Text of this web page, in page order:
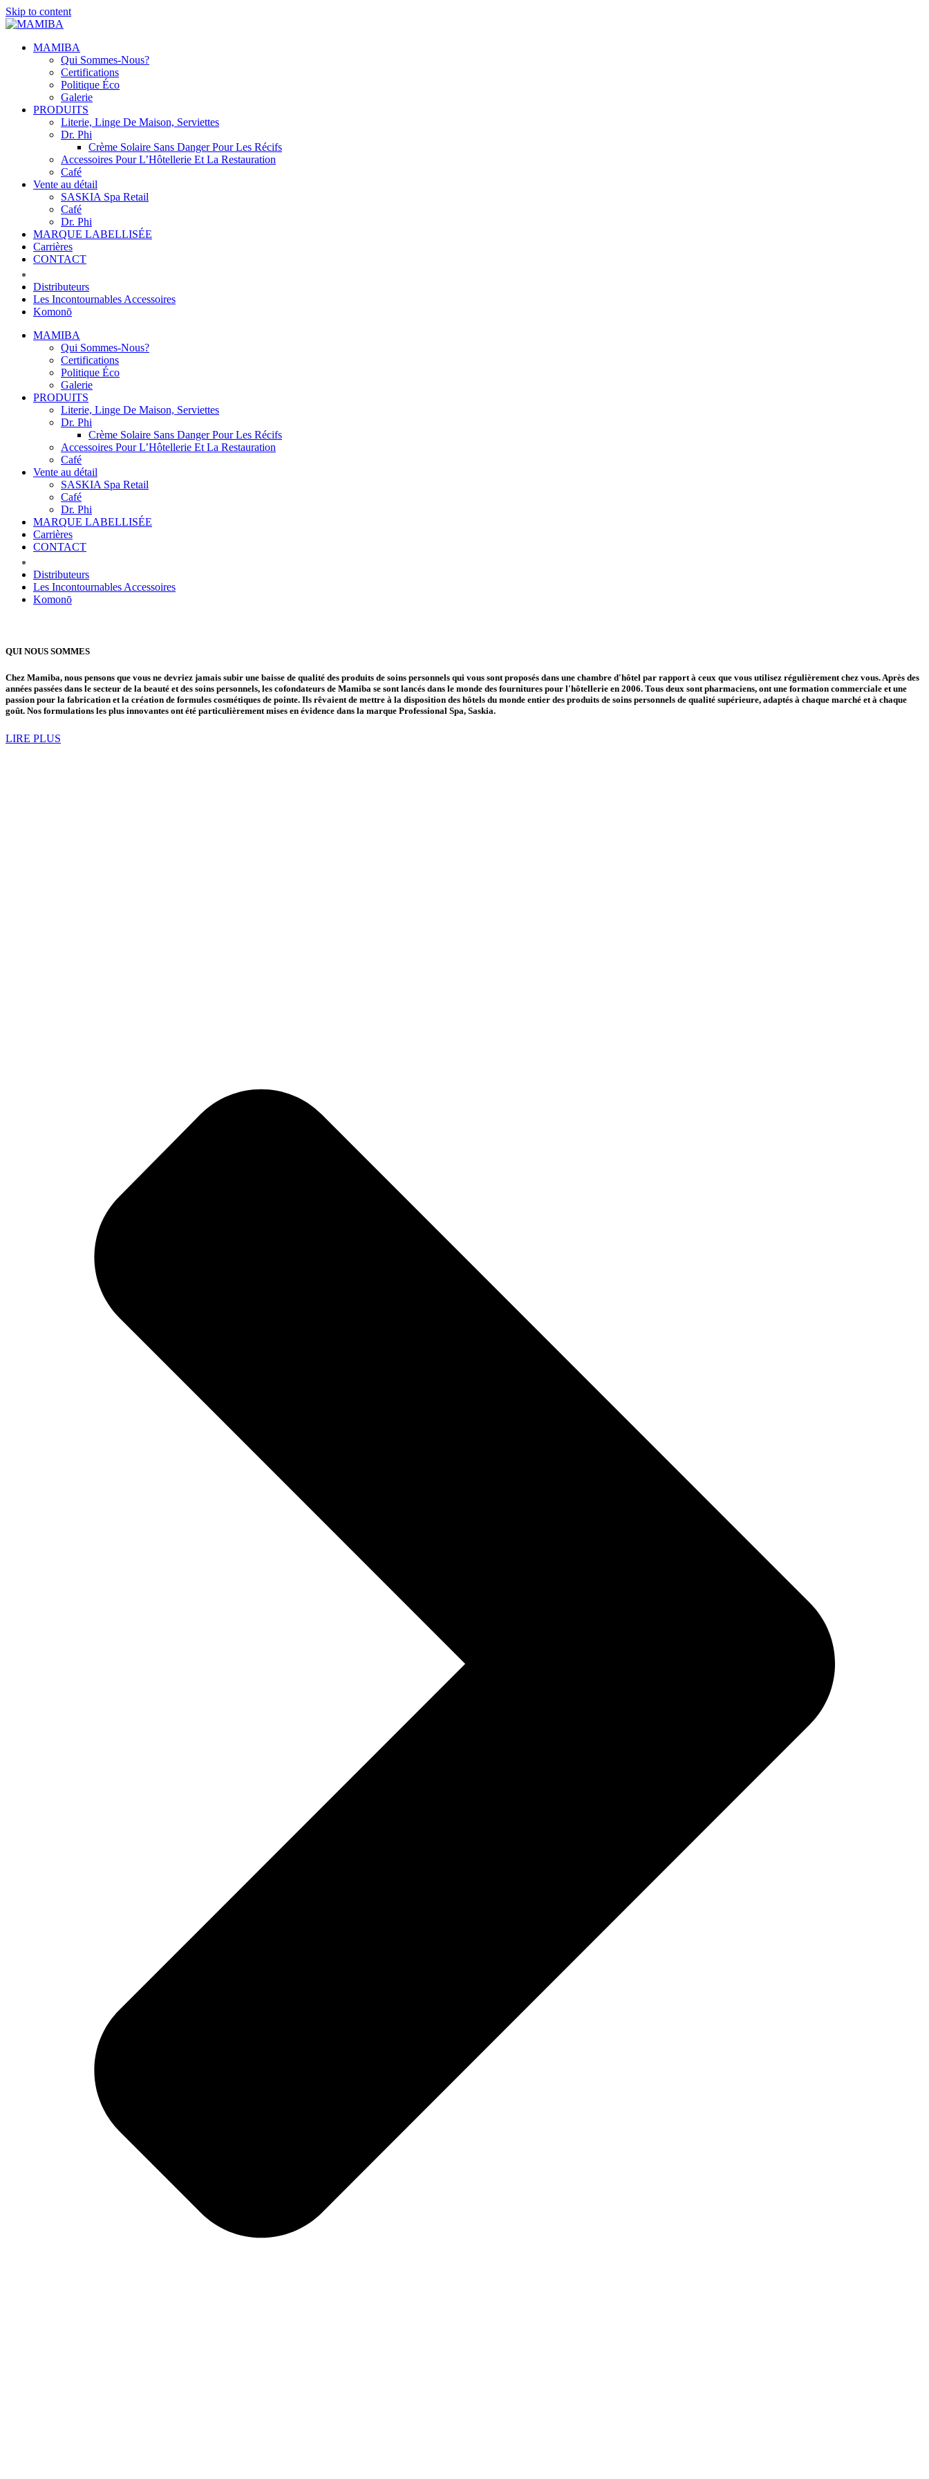
Skip to content
MAMIBA
Qui Sommes-Nous?
Certifications
Politique Éco
Galerie
PRODUITS
Literie, Linge De Maison, Serviettes
Dr. Phi
Crème Solaire Sans Danger Pour Les Récifs
Accessoires Pour L’Hôtellerie Et La Restauration
Café
Vente au détail
SASKIA Spa Retail
Café
Dr. Phi
MARQUE LABELLISÉE
Carrières
CONTACT
Distributeurs
Les Incontournables Accessoires
Komonō
MAMIBA
Qui Sommes-Nous?
Certifications
Politique Éco
Galerie
PRODUITS
Literie, Linge De Maison, Serviettes
Dr. Phi
Crème Solaire Sans Danger Pour Les Récifs
Accessoires Pour L’Hôtellerie Et La Restauration
Café
Vente au détail
SASKIA Spa Retail
Café
Dr. Phi
MARQUE LABELLISÉE
Carrières
CONTACT
Distributeurs
Les Incontournables Accessoires
Komonō
QUI NOUS SOMMES
Chez Mamiba, nous pensons que vous ne devriez jamais subir une baisse de qualité des produits de soins personnels qui vous sont proposés dans une chambre d'hôtel par rapport à ceux que vous utilisez régulièrement chez vous. Après des
années passées dans le secteur de la beauté et des soins personnels, les cofondateurs de Mamiba se sont lancés dans le monde des fournitures pour l'hôtellerie en 2006. Tous deux sont pharmaciens, ont une formation commerciale et une
passion pour la fabrication et la création de formules cosmétiques de pointe. Ils rêvaient de mettre à la disposition des hôtels du monde entier des produits de soins personnels de qualité supérieure, adaptés à chaque marché et à chaque
goût. Nos formulations les plus innovantes ont été particulièrement mises en évidence dans la marque Professional Spa, Saskia.
LIRE PLUS